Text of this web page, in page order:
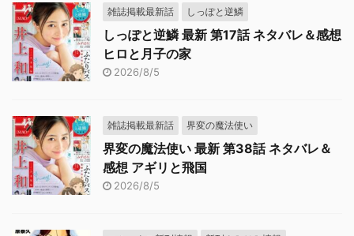
雑誌掲載最新話 しっぽと逆鱗
しっぽと逆鱗 最新 第17話 ネタバレ＆感想
ヒロと月子の家
2026/8/5
雑誌掲載最新話 界変の魔法使い
界変の魔法使い 最新 第38話 ネタバレ＆
感想 アギリと飛国
2026/8/5